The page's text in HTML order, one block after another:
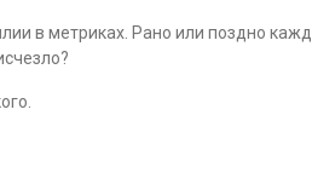
в метриках. Рано или поздно